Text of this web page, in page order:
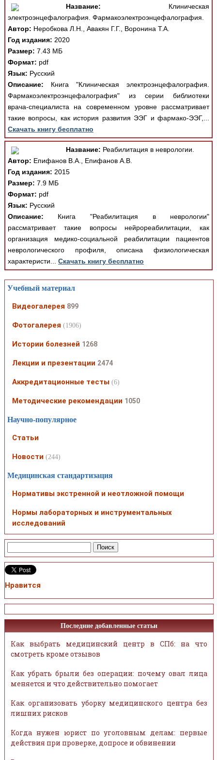
Название: Клиническая
электроэнцефалография. Фармакоэлектроэнцефалография.
Автор: Неробкова Л.Н., Авакян Г.Г., Воронина Т.А.
Год издания: 2020
Размер: 7.43 МБ
Формат: pdf
Язык: Русский
Описание: Книга "Клиническая электроэнцефалография.
Фармакоэлектроэнцефалография" из серии библиотеки
врача-специалиста на современном уровне рассматривает
такие вопросы, как история развития ЭЭГ и фармако-ЭЭГ,...
Скачать книгу бесплатно
Название: Реабилитация в неврологии.
Автор: Епифанов В.А., Епифанов А.В.
Год издания: 2015
Размер: 7.9 МБ
Формат: pdf
Язык: Русский
Описание: Книга "Реабилитация в неврологии"
рассматривает такие вопросы нейрореабилитации, как
организация медико-социальной реабилитации пациентов
неврологического профиля, описана физиологическая
характеристи... Скачать книгу бесплатно
Учебный материал
Видеогалерея 899
Фотогалерея (1906)
Истории болезней 1268
Лекции и презентации 2474
Аккредитационные тесты (6)
Методические рекомендации 1050
Научно-популярное
Статьи
Новости (244)
Медицинская стандартизация
Нормативы экстренной и неотложной помощи
Нормы лабораторных и инструментальных
исследований
Нравится
Последние добавленные статьи
Как выбрать медицинский центр в СПб: на что
смотреть кроме отзывов
Как убрать брыли без операции: почему овал лица
меняется и что действительно помогает
Как организовать уборку медицинского центра без
лишних рисков
Когда нужен юрист по уголовным делам: первые
действия при проверке, допросе и обвинении